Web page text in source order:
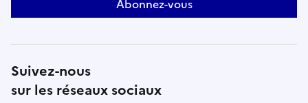
projet explore ce qui persiste, se transforme ou se
imaginaire et mémoire."Oleñka Carrasco et la Chica
Abonnez-vous
Suivez-nous
sur les réseaux sociaux